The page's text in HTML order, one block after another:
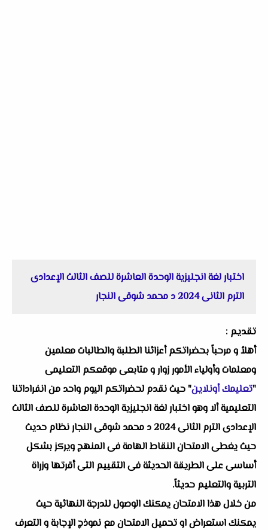
اختبار لغة انجليزية الوحدة العاشرة للصف الثالث الإعدادى
الترم الثانى 2024 د محمد شوقى النجار
تقديم :
أهلاُ و مرحباً بحضراتكم أعزائنا الطلبة والطالبات معلمين
ومعلمات وأولياء الأمور زوار و متابعى موقعكم التعليمى
"تعليمك أونلاين" حيث نقدم لحضراتكم اليوم واحد من انفراداتنا
التعليمية ألا وهو اختبار لغة انجليزية الوحدة العاشرة للصف الثالث
الإعدادى الترم الثانى 2024 د محمد شوقى النجار نظام حديث
حيث يغطى الامتحان النقاط الهامة فى المنهج ويركز بشكل
أساسى على الطريقة الحديثة فى التقييم التى أقرتها وزراة
التربية والتعليم حديثاً.
من خلال هذا الامتحان يمكنك الوصول للدرجة النهائية حيث
يمكنك استعراض او تحميل الامتحان مع نموذج الإجابة و التعرف